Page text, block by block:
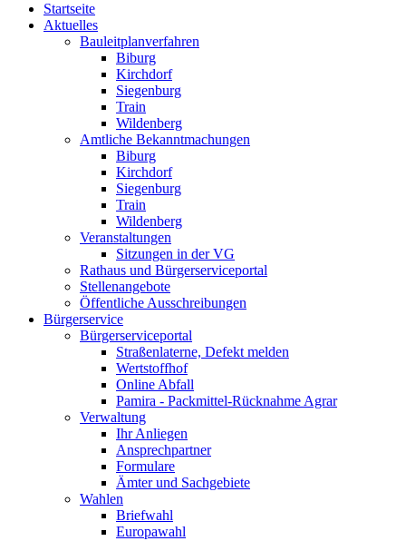
Startseite
Aktuelles
Bauleitplanverfahren
Biburg
Kirchdorf
Siegenburg
Train
Wildenberg
Amtliche Bekanntmachungen
Biburg
Kirchdorf
Siegenburg
Train
Wildenberg
Veranstaltungen
Sitzungen in der VG
Rathaus und Bürgerserviceportal
Stellenangebote
Öffentliche Ausschreibungen
Bürgerservice
Bürgerserviceportal
Straßenlaterne, Defekt melden
Wertstoffhof
Online Abfall
Pamira - Packmittel-Rücknahme Agrar
Verwaltung
Ihr Anliegen
Ansprechpartner
Formulare
Ämter und Sachgebiete
Wahlen
Briefwahl
Europawahl